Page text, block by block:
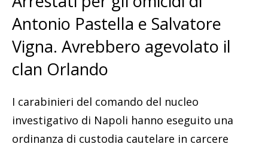
Antonio Pastella e Salvatore
Vigna. Avrebbero agevolato il
clan Orlando
I carabinieri del comando del nucleo
investigativo di Napoli hanno eseguito una
ordinanza di custodia cautelare in carcere